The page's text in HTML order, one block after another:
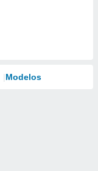
Modelos